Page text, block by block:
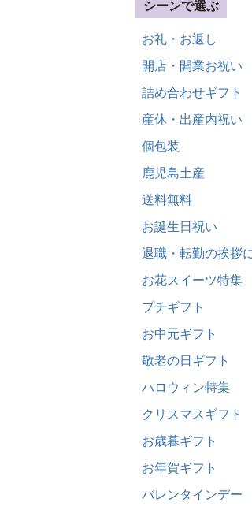
シーンで選ぶ
お礼・お返し
開店・開業お祝い
詰め合わせギフト
産休・出産内祝い
個包装
鹿児島土産
送料無料
お誕生日祝い
退職・転勤の挨拶
お花スイーツ特集
プチギフト
お中元ギフト
敬老の日ギフト
ハロウィン特集
クリスマスギフト
お歳暮ギフト
お年賀ギフト
バレンタインデー